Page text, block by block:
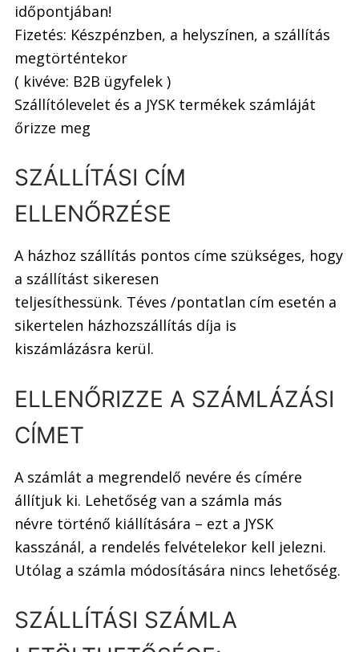
időpontjában!
Fizetés: Készpénzben, a helyszínen, a szállítás
megtörténtekor
( kivéve: B2B ügyfelek )
Szállítólevelet és a JYSK termékek számláját
őrizze meg
SZÁLLÍTÁSI CÍM
ELLENŐRZÉSE
A házhoz szállítás pontos címe szükséges, hogy
a szállítást sikeresen
teljesíthessünk. Téves /pontatlan cím esetén a
sikertelen házhozszállítás díja is
kiszámlázásra kerül.
ELLENŐRIZZE A SZÁMLÁZÁSI
CÍMET
A számlát a megrendelő nevére és címére
állítjuk ki. Lehetőség van a számla más
névre történő kiállítására – ezt a JYSK
kasszánál, a rendelés felvételekor kell jelezni.
Utólag a számla módosítására nincs lehetőség.
SZÁLLÍTÁSI SZÁMLA